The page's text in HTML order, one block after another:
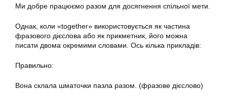
Ми добре працюємо разом для досягнення спільної мети.
Однак, коли «together» використовується як частина
фразового дієслова або як прикметник, його можна
писати двома окремими словами. Ось кілька прикладів:
Правильно:
Вона склала шматочки пазла разом. (фразове дієслово)